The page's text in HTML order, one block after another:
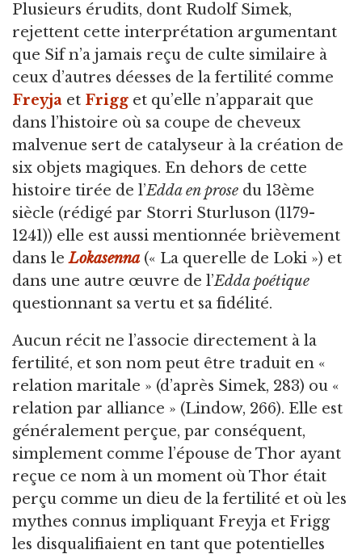
Plusieurs érudits, dont Rudolf Simek,
rejettent cette interprétation argumentant
que Sif n’a jamais reçu de culte similaire à
ceux d’autres déesses de la fertilité comme
Freyja et Frigg et qu’elle n’apparait que
dans l’histoire où sa coupe de cheveux
malvenue sert de catalyseur à la création de
six objets magiques. En dehors de cette
histoire tirée de l’Edda en prose du 13ème
siècle (rédigé par Storri Sturluson (1179-
1241)) elle est aussi mentionnée brièvement
dans leLokasenna (« La querelle de Loki ») et
dans une autre œuvre de l’Edda poétique
questionnant sa vertu et sa fidélité.
Aucun récit ne l’associe directement à la
fertilité, et son nom peut être traduit en «
relation maritale » (d’après Simek, 283) ou «
relation par alliance » (Lindow, 266). Elle est
généralement perçue, par conséquent,
simplement comme l’épouse de Thor ayant
reçue ce nom à un moment où Thor était
perçu comme un dieu de la fertilité et où les
mythes connus impliquant Freyja et Frigg
les disqualifiaient en tant que potentielles